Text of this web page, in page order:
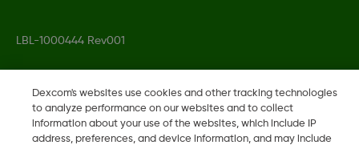
LBL-1000444 Rev001
2026 Dexcom, Inc. Alle Rechte vorbehalten.
Dexcom's websites use cookies and other tracking technologies
to analyze performance on our websites and to collect
information about your use of the websites, which include IP
address, preferences, and device information, and may include